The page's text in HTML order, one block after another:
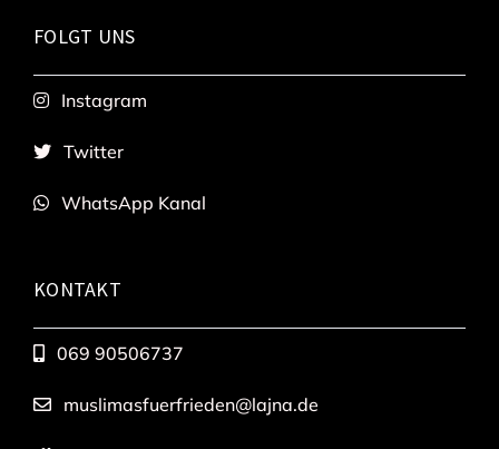
FOLGT UNS
Instagram
Twitter
WhatsApp Kanal
KONTAKT
069 90506737
muslimasfuerfrieden@lajna.de